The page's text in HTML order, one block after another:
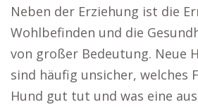
Neben der Erziehung ist die
Wohlbefinden und die
von großer Bedeutung. Neue
sind häufig unsicher, welches
Hund gut tut und was eine